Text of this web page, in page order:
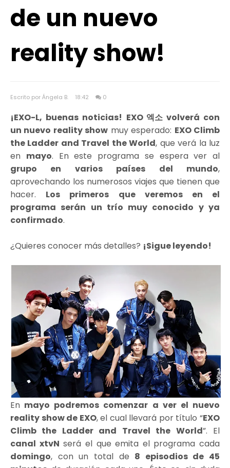
de un nuevo
reality show!
Escrito por Ángela B. 18:42 0
¡EXO-L, buenas noticias! EXO 엑소 volverá con
un nuevo reality show muy esperado: EXO Climb
the Ladder and Travel the World, que verá la luz
en mayo. En este programa se espera ver al
grupo en varios países del mundo,
aprovechando los numerosos viajes que tienen que
hacer. Los primeros que veremos en el
programa serán un trío muy conocido y ya
confirmado.
¿Quieres conocer más detalles? ¡Sigue leyendo!
En mayo podremos comenzar a ver el nuevo
reality show de EXO, el cual llevará por título “EXO
Climb the Ladder and Travel the World”. El
canal xtvN será el que emita el programa cada
domingo, con un total de 8 episodios de 45